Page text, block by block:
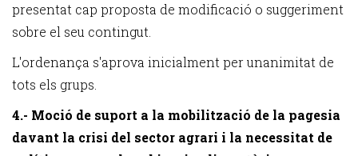
presentat cap proposta de modificació o suggeriment
sobre el seu contingut.
L'ordenança s'aprova inicialment per unanimitat de
tots els grups.
4.- Moció de suport a la mobilització de la pagesia
davant la crisi del sector agrari i la necessitat de